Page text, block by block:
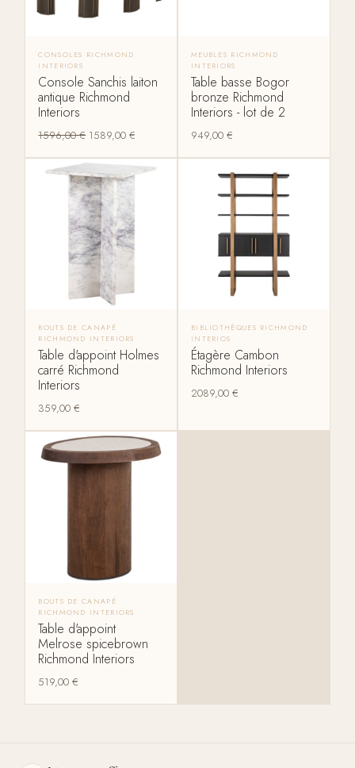
CONSOLES RICHMOND
INTERIORS
Console Sanchis laiton
antique Richmond
Interiors
1596,00€ 1589,00€
MEUBLES RICHMOND
INTERIORS
Table basse Bogor
bronze Richmond
Interiors - lot de 2
949,00 €
BOUTS DE CANAPÉ
RICHMOND INTERIORS
Table d'appoint Holmes
carré Richmond
Interiors
359,00€
BIBLIOTHÈQUES RICHMOND
INTERIOS
Étagère Cambon
Richmond Interiors
2089,00 €
BOUTS DE CANAPÉ
RICHMOND INTERIORS
Table d'appoint
Melrose spicebrown
Richmond Interiors
519,00€